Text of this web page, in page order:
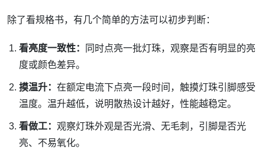
除了看规格书，有几个简单的方法可以初步判断：
看亮度一致性：
同时点亮一批灯珠，观察是否有明显的亮
度或颜色差异。
摸温升： 在额定电流下点亮一段时间，触摸灯珠引脚感受
温度。温升越低，说明散热设计越好，性能越稳定。
看做工： 观察灯珠外观是否光滑、无毛刺，引脚是否光
亮、不易氧化。